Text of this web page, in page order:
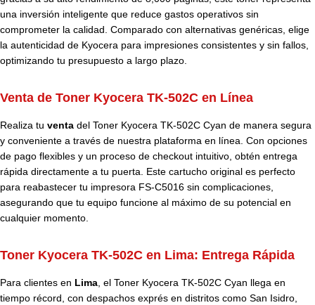
una inversión inteligente que reduce gastos operativos sin
comprometer la calidad. Comparado con alternativas genéricas, elige
la autenticidad de Kyocera para impresiones consistentes y sin fallos,
optimizando tu presupuesto a largo plazo.
Venta de Toner Kyocera TK-502C en Línea
Realiza tu venta del Toner Kyocera TK-502C Cyan de manera segura
y conveniente a través de nuestra plataforma en línea. Con opciones
de pago flexibles y un proceso de checkout intuitivo, obtén entrega
rápida directamente a tu puerta. Este cartucho original es perfecto
para reabastecer tu impresora FS-C5016 sin complicaciones,
asegurando que tu equipo funcione al máximo de su potencial en
cualquier momento.
Toner Kyocera TK-502C en Lima: Entrega Rápida
Para clientes en Lima, el Toner Kyocera TK-502C Cyan llega en
tiempo récord, con despachos exprés en distritos como San Isidro,